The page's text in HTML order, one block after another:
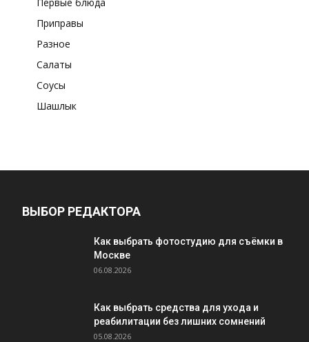
Приправы
Разное
Салаты
Соусы
Шашлык
ВЫБОР РЕДАКТОРА
Как выбрать фотостудию для съёмки в
Москве
06.08.2026
Как выбрать средства для ухода и
реабилитации без лишних сомнений
05.08.2026